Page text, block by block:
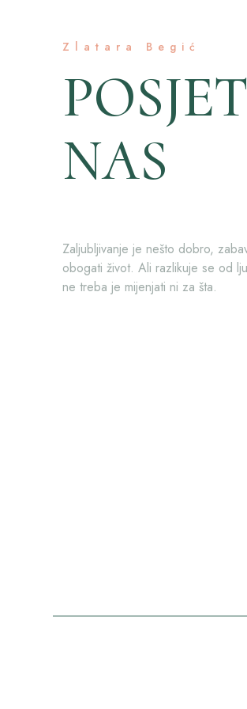
Zlatara Begić
NAS
Zaljubljivanje je nešto dobro,
obogati život. Ali razlikuje se od
ne treba je mijenjati ni za šta.